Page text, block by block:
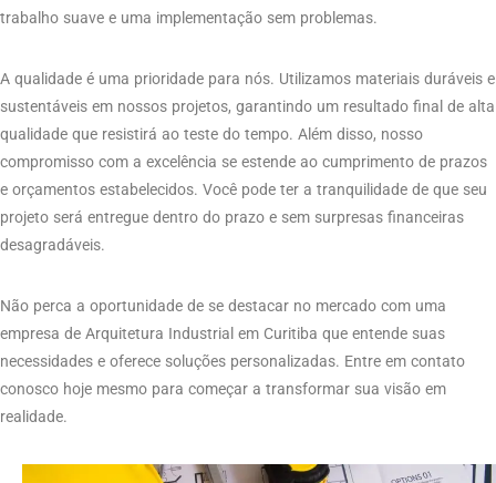
trabalho suave e uma implementação sem problemas.
A qualidade é uma prioridade para nós. Utilizamos materiais duráveis ​​e
sustentáveis ​​em nossos projetos, garantindo um resultado final de alta
qualidade que resistirá ao teste do tempo. Além disso, nosso
compromisso com a excelência se estende ao cumprimento de prazos
e orçamentos estabelecidos. Você pode ter a tranquilidade de que seu
projeto será entregue dentro do prazo e sem surpresas financeiras
desagradáveis.
Não perca a oportunidade de se destacar no mercado com uma
empresa de Arquitetura Industrial em Curitiba que entende suas
necessidades e oferece soluções personalizadas. Entre em contato
conosco hoje mesmo para começar a transformar sua visão em
realidade.